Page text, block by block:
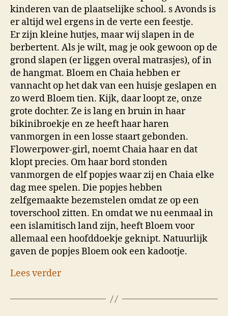
kinderen van de plaatselijke school. s Avonds is
er altijd wel ergens in de verte een feestje.
Er zijn kleine hutjes, maar wij slapen in de
berbertent. Als je wilt, mag je ook gewoon op de
grond slapen (er liggen overal matrasjes), of in
de hangmat. Bloem en Chaia hebben er
vannacht op het dak van een huisje geslapen en
zo werd Bloem tien. Kijk, daar loopt ze, onze
grote dochter. Ze is lang en bruin in haar
bikinibroekje en ze heeft haar haren
vanmorgen in een losse staart gebonden.
Flowerpower-girl, noemt Chaia haar en dat
klopt precies. Om haar bord stonden
vanmorgen de elf popjes waar zij en Chaia elke
dag mee spelen. Die popjes hebben
zelfgemaakte bezemstelen omdat ze op een
toverschool zitten. En omdat we nu eenmaal in
een islamitisch land zijn, heeft Bloem voor
allemaal een hoofddoekje geknipt. Natuurlijk
gaven de popjes Bloem ook een kadootje.
Lees verder